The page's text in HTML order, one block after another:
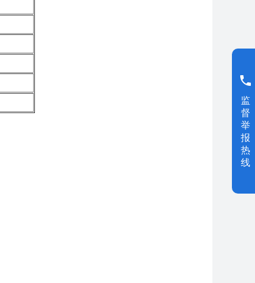
监
督
举
报
热
线